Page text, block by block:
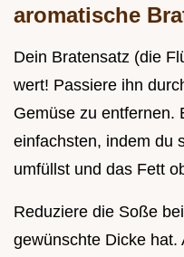
aromatische
Dein Bratensatz (die
wert! Passiere ihn
Gemüse zu entfernen.
einfachsten, indem du
umfüllst und das Fett
Reduziere die Soße
gewünschte Dicke hat.